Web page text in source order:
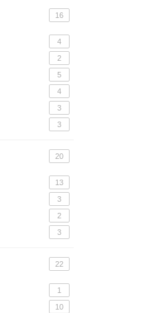
16
4
2
5
4
3
3
20
13
3
2
3
22
1
10